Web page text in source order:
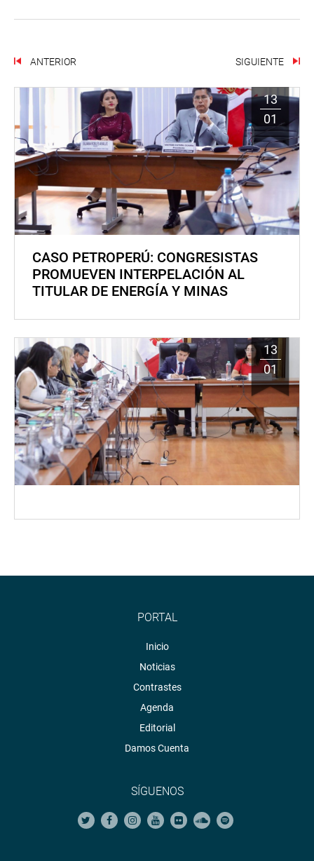
ANTERIOR SIGUIENTE
13
01
CASO PETROPERÚ: CONGRESISTAS
PROMUEVEN INTERPELACIÓN AL
TITULAR DE ENERGÍA Y MINAS
13
01
PORTAL
Inicio
Noticias
Contrastes
Agenda
Editorial
Damos Cuenta
SÍGUENOS